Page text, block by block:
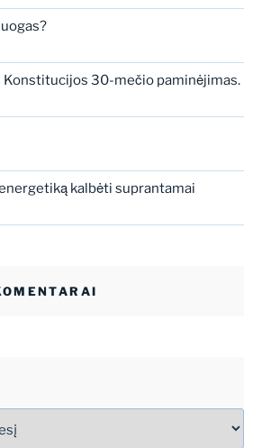
Konstitucijos 30-mečio paminėjimas.
kalbėti suprantamai